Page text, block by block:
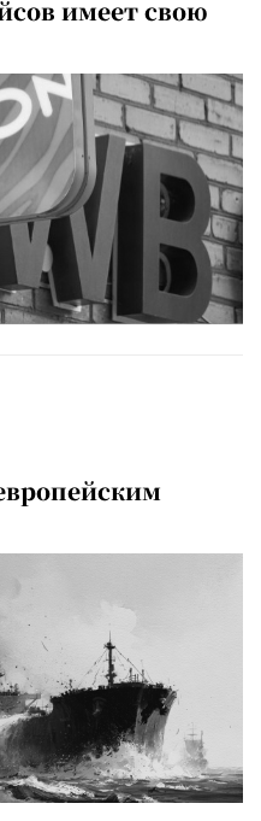
имеет свою